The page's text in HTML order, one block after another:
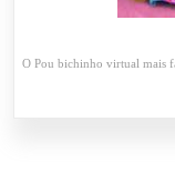
O Pou bichinho virtual mais